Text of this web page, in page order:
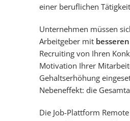
einer beruflichen
Unternehmen müssen
Arbeitgeber mit
Recruiting von Ihren
Motivation Ihrer
Gehaltserhöhung
Nebeneffekt: die
Die Job-Plattform